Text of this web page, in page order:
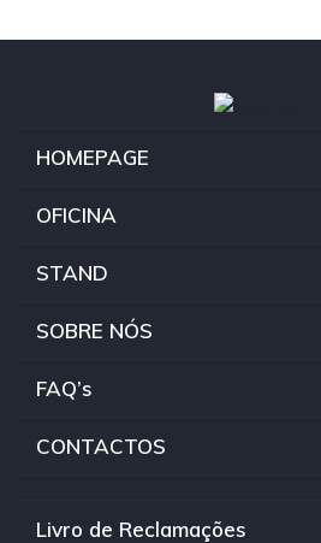
HOMEPAGE
OFICINA
STAND
SOBRE NÓS
FAQ’s
CONTACTOS
Livro de Reclamações